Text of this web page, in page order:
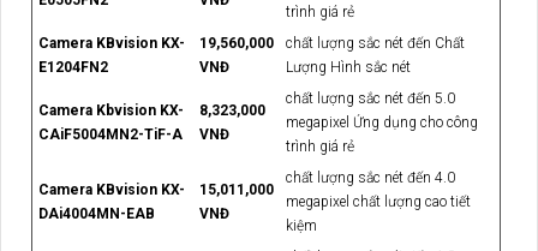
trình giá rẻ
Camera KBvision KX-
E1204FN2
19,560,000
VNĐ
chất lượng sắc nét đến Chất
Lượng Hình sắc nét
Camera Kbvision KX-
CAiF5004MN2-TiF-A
8,323,000
VNĐ
chất lượng sắc nét đến 5.0
megapixel Ứng dụng cho công
trình giá rẻ
Camera KBvision KX-
DAi4004MN-EAB
15,011,000
VNĐ
chất lượng sắc nét đến 4.0
megapixel chất lượng cao tiết
kiệm